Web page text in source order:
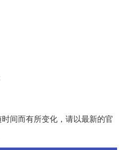
间而有所变化，请以最新的官